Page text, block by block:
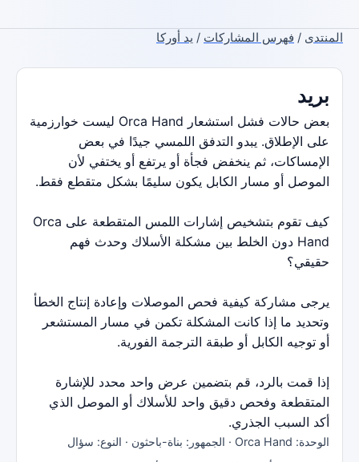
المنتدى / فهرس المشاركات / يد أوركا
بريد
بعض حالات فشل استشعار Orca Hand ليست خوارزمية
على الإطلاق. يبدو التدفق اللمسي جيدًا في بعض
الإمساكات، ثم ينخفض ​​فجأة أو يرتفع أو يختفي لأن
الموصل أو مسار الكابل يكون سليمًا بشكل متقطع فقط.
كيف تقوم بتشخيص إشارات اللمس المتقطعة على Orca
Hand دون الخلط بين مشكلة الأسلاك وحدث فهم
حقيقي؟
يرجى مشاركة كيفية فحص الموصلات وإعادة إنتاج الخطأ
وتحديد ما إذا كانت المشكلة تكمن في مسار المستشعر
أو توجيه الكابل أو طبقة الترجمة الفورية.
إذا قمت بالرد، قم بتضمين عرض واحد محدد للإشارة
المتقطعة وفحص دقيق واحد للأسلاك أو الموصل الذي
أكد السبب الجذري.
الوحدة: Orca Hand · الجمهور: بناة-باحثون · النوع: سؤال